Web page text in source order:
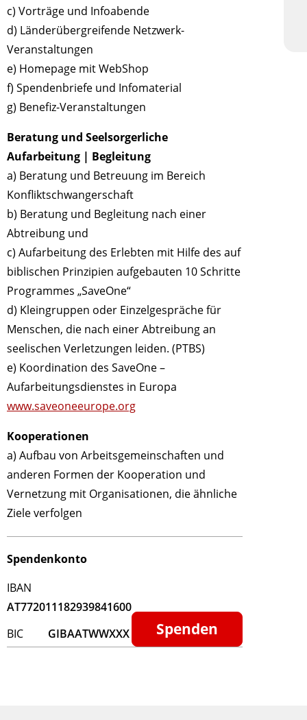
c) Vorträge und Infoabende
d) Länderübergreifende Netzwerk-
Veranstaltungen
e) Homepage mit WebShop
f) Spendenbriefe und Infomaterial
g) Benefiz-Veranstaltungen
Beratung und Seelsorgerliche
Aufarbeitung | Begleitung
a) Beratung und Betreuung im Bereich
Konfliktschwangerschaft
b) Beratung und Begleitung nach einer
Abtreibung und
c) Aufarbeitung des Erlebten mit Hilfe des auf
biblischen Prinzipien aufgebauten 10 Schritte
Programmes „SaveOne“
d) Kleingruppen oder Einzelgespräche für
Menschen, die nach einer Abtreibung an
seelischen Verletzungen leiden. (PTBS)
e) Koordination des SaveOne –
Aufarbeitungsdienstes in Europa
www.saveoneeurope.org
Kooperationen
a) Aufbau von Arbeitsgemeinschaften und
anderen Formen der Kooperation und
Vernetzung mit Organisationen, die ähnliche
Ziele verfolgen
Spendenkonto
IBAN
AT772011182939841600
BIC
GIBAATWWXXX Spenden